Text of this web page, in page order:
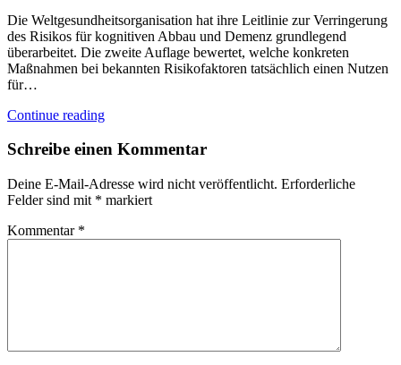
Die Weltgesundheitsorganisation hat ihre Leitlinie zur Verringerung
des Risikos für kognitiven Abbau und Demenz grundlegend
überarbeitet. Die zweite Auflage bewertet, welche konkreten
Maßnahmen bei bekannten Risikofaktoren tatsächlich einen Nutzen
für…
Continue reading
Schreibe einen Kommentar
Deine E-Mail-Adresse wird nicht veröffentlicht. Erforderliche
Felder sind mit * markiert
Kommentar *